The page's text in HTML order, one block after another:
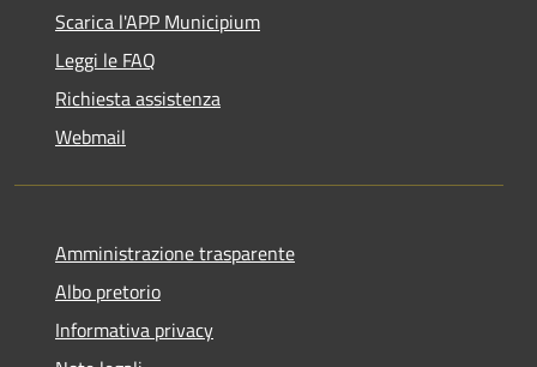
Scarica l'APP Municipium
Leggi le FAQ
Richiesta assistenza
Webmail
Amministrazione trasparente
Albo pretorio
Informativa privacy